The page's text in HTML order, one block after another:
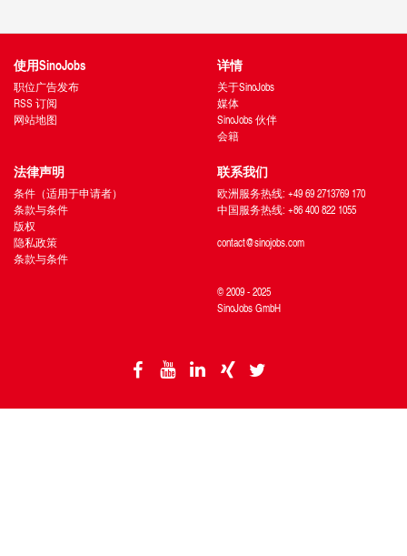
使用SinoJobs
职位广告发布
RSS 订阅
网站地图
详情
关于SinoJobs
媒体
SinoJobs 伙伴
会籍
法律声明
条件（适用于申请者）
条款与条件
版权
隐私政策
条款与条件
联系我们
欧洲服务热线: +49 69 2713769 170
中国服务热线: +86 400 822 1055
contact@sinojobs.com
© 2009 - 2025
SinoJobs GmbH